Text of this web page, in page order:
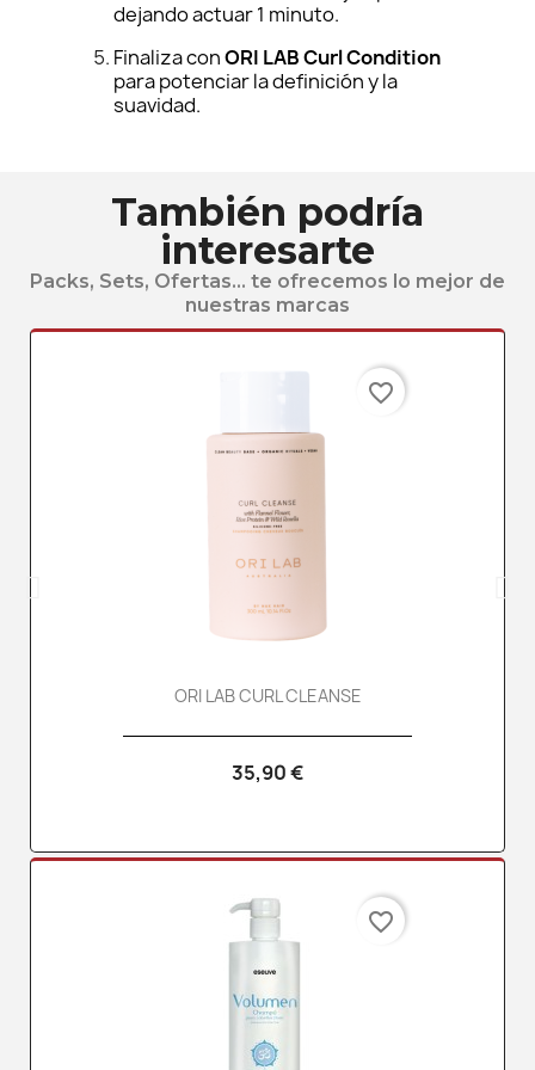
dejando actuar 1 minuto.
Finaliza conORI LAB Curl Condition
para potenciar la definición y la
suavidad.
También podría
interesarte
Packs, Sets, Ofertas... te ofrecemos lo mejor de
nuestras marcas
ORI LAB CURL CLEANSE
35,90 €
favorite_border
favorite_border